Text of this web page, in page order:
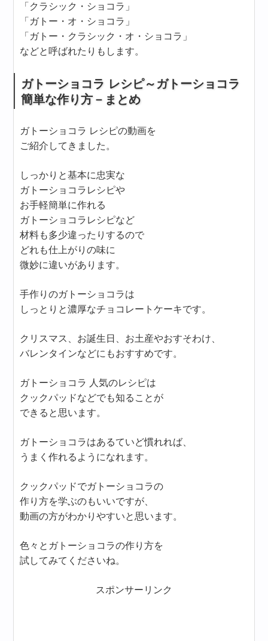
「クラシック・ショコラ」
「ガトー・オ・ショコラ」
「ガトー・クラシック・オ・ショコラ」
などと呼ばれたりもします。
ガトーショコラ レシピ～ガトーショコラ
簡単な作り方－まとめ
ガトーショコラ レシピの動画を
ご紹介してきました。
しっかりと基本に忠実な
ガトーショコラレシピや
お手軽簡単に作れる
ガトーショコラレシピなど
材料も多少違ったりするので
どれも仕上がりの味に
微妙に違いがあります。
手作りのガトーショコラは
しっとりと濃厚なチョコレートケーキです。
クリスマス、お誕生日、お土産やおすそわけ、
バレンタインなどにもおすすめです。
ガトーショコラ 人気のレシピは
クックパッドなどでも知ることが
できると思います。
ガトーショコラはあるていど慣れれば、
うまく作れるようになれます。
クックパッドでガトーショコラの
作り方を学ぶのもいいですが、
動画の方がわかりやすいと思います。
色々とガトーショコラの作り方を
試してみてくださいね。
スポンサーリンク